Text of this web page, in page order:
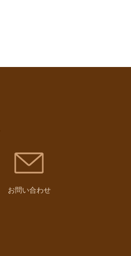
お問い合わせ